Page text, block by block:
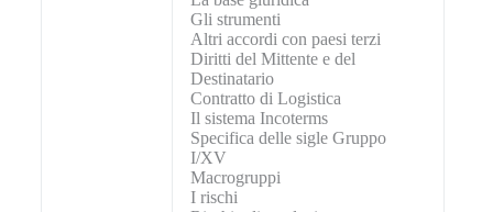
Gli strumenti
Altri accordi con paesi terzi
Diritti del Mittente e del
Destinatario
Contratto di Logistica
Il sistema Incoterms
Specifica delle sigle Gruppo
I/XV
Macrogruppi
I rischi